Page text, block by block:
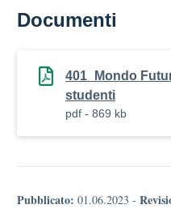
Documenti
401_Mondo
studenti
pdf - 869 kb
Pubblicato: 01.06.2023 -